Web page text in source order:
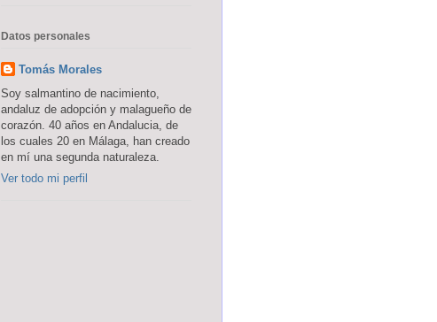
Datos personales
Tomás Morales
Soy salmantino de nacimiento,
andaluz de adopción y malagueño de
corazón. 40 años en Andalucia, de
los cuales 20 en Málaga, han creado
en mí una segunda naturaleza.
Ver todo mi perfil